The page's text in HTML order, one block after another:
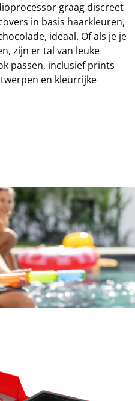
graag discreet
in basis haarkleuren,
ideaal. Of als je je
zijn er tal van leuke
passen, inclusief prints
en kleurrijke